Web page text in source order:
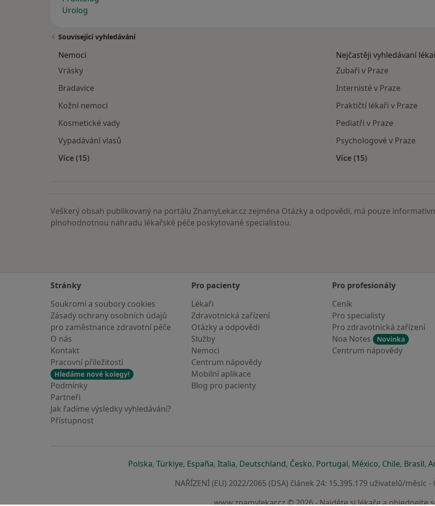
Urolog
Související vyhledávání
Nemoci
Vrásky
Bradavice
Kožní nemoci
Kosmetické vady
Vypadávání vlasů
Více (15)
Nejčastěji vyhledávaní
Zubaři v Praze
Internisté v Praze
Praktičtí lékaři v Praze
Pediatři v Praze
Psychologové v Praze
Více (15)
Veškerý obsah publikovaný na portálu ZnamyLekar.cz zejména Otázky a odpovědi, má pouze
plnohodnotnou náhradu lékařské péče poskytované specialistou.
Stránky
Soukromí a soubory cookies
Zásady ochrany osobních údajů
pro zaměstnance zdravotní péče
O nás
Kontakt
Pracovní příležitosti
Hledáme nové kolegy!
Podmínky
Partneři
Jak řadíme výsledky vyhledávání?
Přístupnost
Pro pacienty
Lékaři
Zdravotnická zařízení
Otázky a odpovědi
Služby
Nemoci
Centrum nápovědy
Mobilní aplikace
Blog pro pacienty
Pro profesionály
Ceník
Pro specialisty
Pro zdravotnická zařízení
Noa Notes
Novinka
Centrum nápovědy
Polskase otevře v nové záložce
, Türkiyese otevře v nové záložce
, Españase otevře v nové záložce
, Italiase otevře v nové záložce
, Deutschlandse otevře v nové záložce
, Českose otevře v nové záložce
, Portugalse otevře v nové
, Méxicose otevře v
, Chilese
, Brasilse
,
NAŘÍZENÍ (EU) 2022/2065 (DSA) článek 24: 15.395.179 uživatelů/měsíc -
www.znamylekar.cz © 2026 - Najděte si lékaře a objednejte